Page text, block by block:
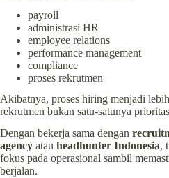
payroll
administrasi HR
employee relations
performance management
compliance
proses rekrutmen
Akibatnya, proses hiring menjadi
rekrutmen bukan satu-satunya
Dengan bekerja sama dengan
agency atau headhunter Indonesia,
fokus pada operasional sambil
berjalan.